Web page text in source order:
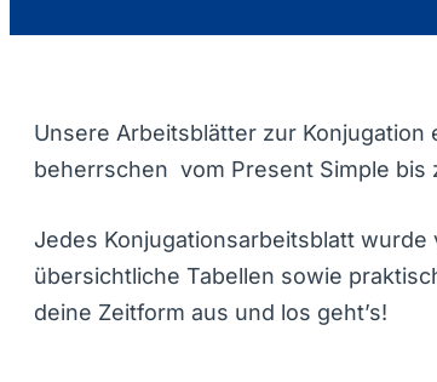
Unsere Arbeitsblätter zur
beherrschen vom Present Simple bis
Jedes Konjugationsarbeitsblatt
übersichtliche Tabellen sowie
deine Zeitform aus und los geht’s!